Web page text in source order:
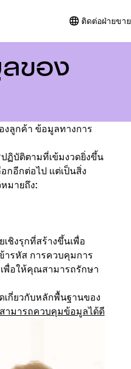
ติดต่อฝ่ายขาย
ของ
งลูกค้า ข้อมูลทางการ
ฏิบัติตามที่เข้มงวดยิ่งขึ้น
กอีกต่อไป แต่เป็นสิ่ง
มายถึง:
ชิงรุกที่สร้างขึ้นเพื่อ
ารหัส การควบคุมการ
พื่อให้คุณสามารถรักษา
เกี่ยวกับหลักพื้นฐานของ
ามารถควบคุมข้อมูลได้ดี